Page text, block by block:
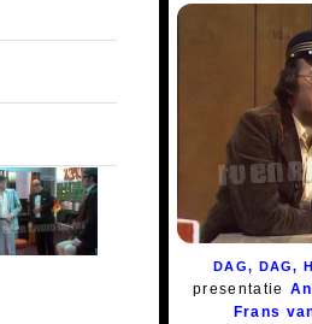
DAG, DAG,
presentatie
Frans